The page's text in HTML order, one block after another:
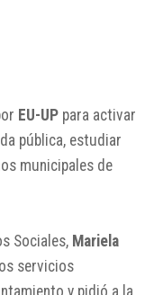
EU-UP para activar
pública, estudiar
municipales de
Sociales, Mariela
servicios
y pidió a la